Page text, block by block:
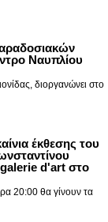
Ναυπλίου
διοργανώνει στο
έκθεσης του
d'art στο
20:00 θα γίνουν τα